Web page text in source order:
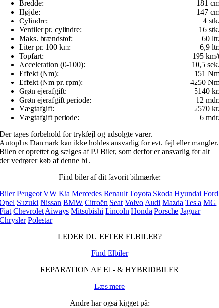
Bredde:
181 cm
Højde:
147 cm
Cylindre:
4 stk.
Ventiler pr. cylindre:
16 stk.
Maks. brændstof:
60 ltr.
Liter pr. 100 km:
6,9 ltr.
Topfart:
195 km/t
Acceleration (0-100):
10,5 sek.
Effekt (Nm):
151 Nm
Effekt (Nm pr. rpm):
4250 Nm
Grøn ejerafgift:
5140 kr.
Grøn ejerafgift periode:
12 mdr.
Vægtafgift:
2570 kr.
Vægtafgift periode:
6 mdr.
Der tages forbehold for trykfejl og udsolgte varer.
Autoplus Danmark kan ikke holdes ansvarlig for evt. fejl eller mangler.
Bilen er oprettet og sælges af PJ Biler, som derfor er ansvarlig for alt
der vedrører køb af denne bil.
Find biler af dit favorit bilmærke:
Biler Peugeot VW Kia Mercedes Renault Toyota Skoda Hyundai Ford
Opel Suzuki Nissan BMW Citroën Seat Volvo Audi Mazda Tesla MG
Fiat Chevrolet Aiways Mitsubishi Lincoln Honda Porsche Jaguar
Chrysler Polestar
LEDER DU EFTER ELBILER?
Find Elbiler
REPARATION AF EL- & HYBRIDBILER
Læs mere
Andre har også kigget på: